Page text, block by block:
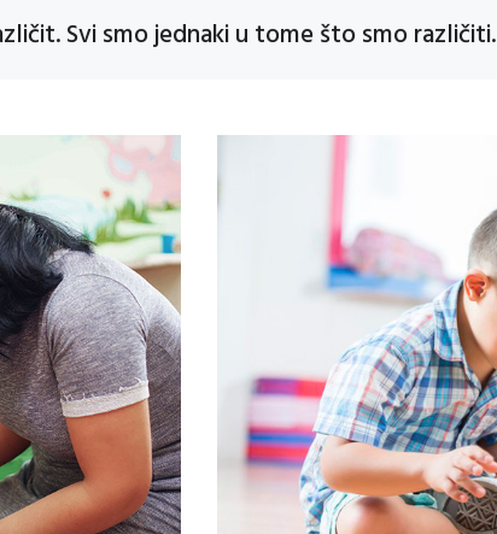
Svi smo jednaki u tome što smo različiti.